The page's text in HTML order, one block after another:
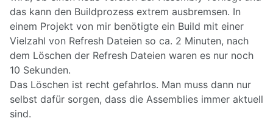
das kann den Buildprozess extrem ausbremsen. In
einem Projekt von mir benötigte ein Build mit einer
Vielzahl von Refresh Dateien so ca. 2 Minuten, nach
dem Löschen der Refresh Dateien waren es nur noch
10 Sekunden.
Das Löschen ist recht gefahrlos. Man muss dann nur
selbst dafür sorgen, dass die Assemblies immer aktuell
sind.